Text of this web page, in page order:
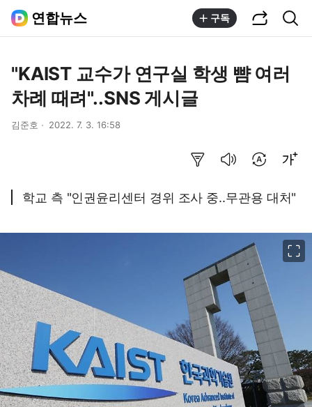
연합뉴스 구독
"KAIST 교수가 연구실 학생 뺨 여러
차례 때려"..SNS 게시글
김준호 2022. 7. 3. 16:58
학교 측 "인권윤리센터 경위 조사 중..무관용 대처"